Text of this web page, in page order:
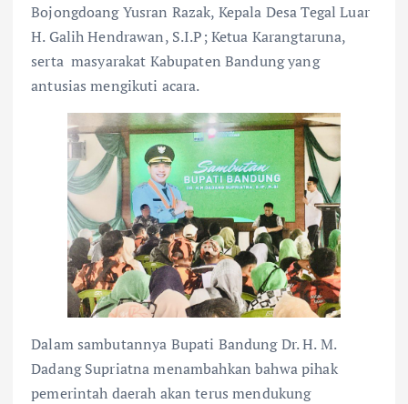
Bojongdoang Yusran Razak, Kepala Desa Tegal Luar
H. Galih Hendrawan, S.I.P; Ketua Karangtaruna,
serta masyarakat Kabupaten Bandung yang
antusias mengikuti acara.
Dalam sambutannya Bupati Bandung Dr. H. M.
Dadang Supriatna menambahkan bahwa pihak
pemerintah daerah akan terus mendukung